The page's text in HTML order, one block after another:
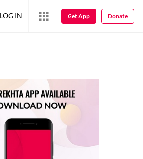
LOG IN Get App Donate